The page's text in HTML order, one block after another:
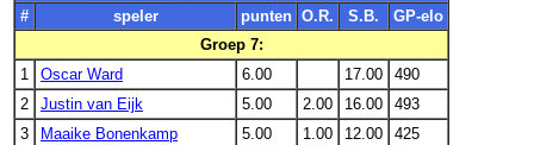
#
speler punten O.R. S.B.
GP-elo
Groep 7:
1
Oscar Ward 6.00 17.00
490
2
Justin van Eijk 5.00 2.00 16.00
493
3
Maaike Bonenkamp 5.00 1.00 12.00
425